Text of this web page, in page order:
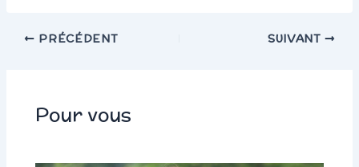
PRÉCÉDENT SUIVANT
Pour vous